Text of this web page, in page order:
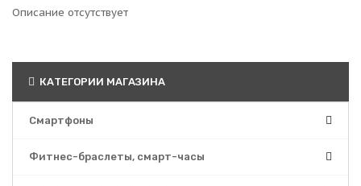
Описание отсутствует
КАТЕГОРИИ МАГАЗИНА
Смартфоны
Фитнес-браслеты, смарт-часы